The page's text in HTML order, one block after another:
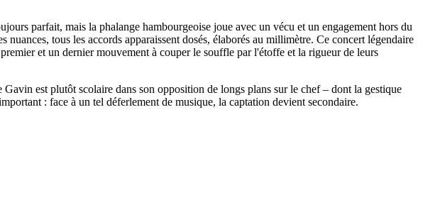
parfait, mais la phalange hambourgeoise joue avec un vécu et un engagement hors du
tous les accords apparaissent dosés, élaborés au millimètre. Ce concert légendaire
et un dernier mouvement à couper le souffle par l'étoffe et la rigueur de leurs
est plutôt scolaire dans son opposition de longs plans sur le chef – dont la gestique
: face à un tel déferlement de musique, la captation devient secondaire.